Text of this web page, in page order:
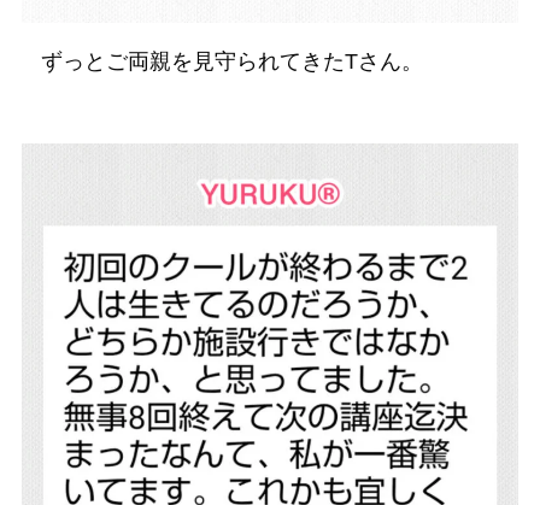
ずっとご両親を見守られてきたTさん。